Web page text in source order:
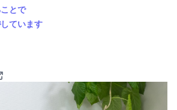
とで
ています